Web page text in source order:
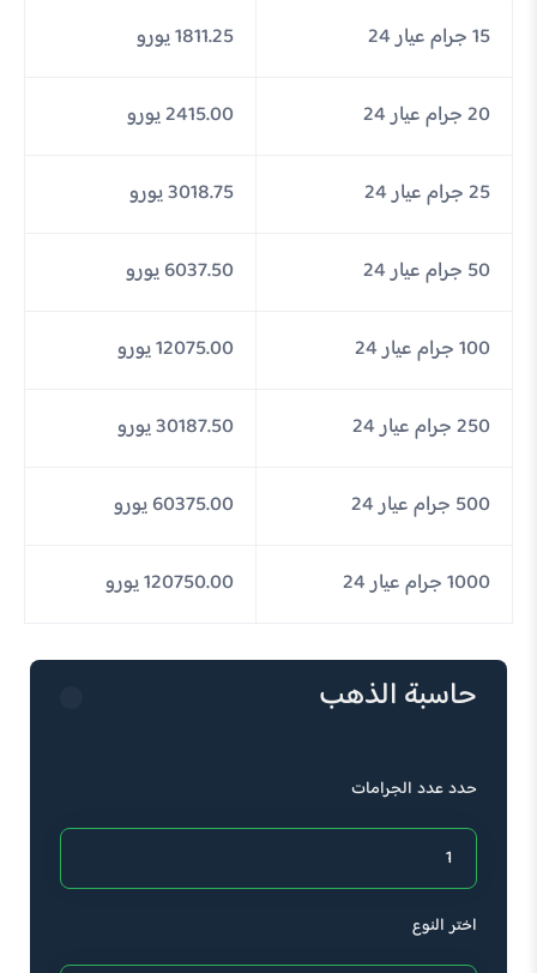
15 جرام عيار 24 1811.25 يورو
20 جرام عيار 24 2415.00 يورو
25 جرام عيار 24 3018.75 يورو
50 جرام عيار 24 6037.50 يورو
100 جرام عيار 24 12075.00 يورو
250 جرام عيار 24 30187.50 يورو
500 جرام عيار 24 60375.00 يورو
1000 جرام عيار 24 120750.00 يورو
حاسبة الذهب
حدد عدد الجرامات
اختر النوع